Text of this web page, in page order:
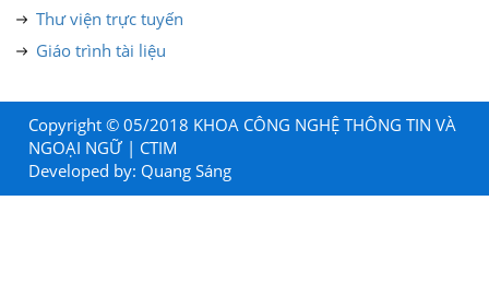
Thư viện trực tuyến
Giáo trình tài liệu
Copyright © 05/2018 KHOA CÔNG NGHỆ THÔNG TIN VÀ
NGOẠI NGỮ | CTIM
Developed by: Quang Sáng